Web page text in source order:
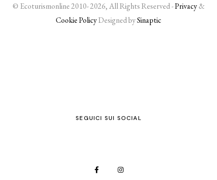
© Ecoturismonline 2010- 2026, All Rights Reserved -Privacy&
Cookie PolicyDesigned bySinaptic
SEGUICI SUI SOCIAL